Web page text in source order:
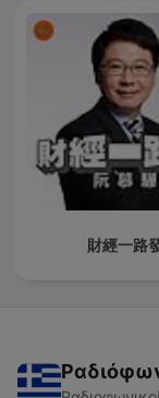
財經一路